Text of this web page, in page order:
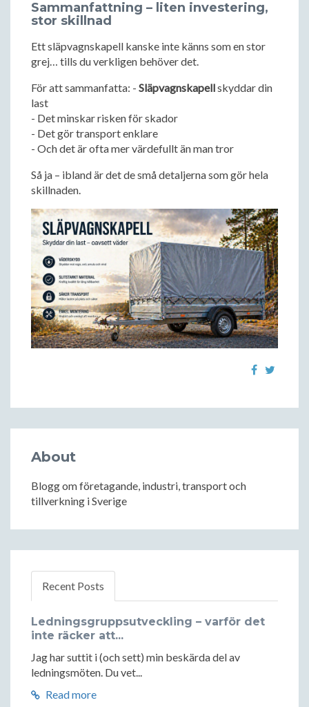
Sammanfattning – liten investering,
stor skillnad
Ett släpvagnskapell kanske inte känns som en stor
grej… tills du verkligen behöver det.
För att sammanfatta: - Släpvagnskapellskyddar din
last
- Det minskar risken för skador
- Det gör transport enklare
- Och det är ofta mer värdefullt än man tror
Så ja – ibland är det de små detaljerna som gör hela
skillnaden.
About
Blogg om företagande, industri, transport och
tillverkning i Sverige
Recent Posts
Ledningsgruppsutveckling – varför det
inte räcker att...
Jag har suttit i (och sett) min beskärda del av
ledningsmöten. Du vet...
Read more